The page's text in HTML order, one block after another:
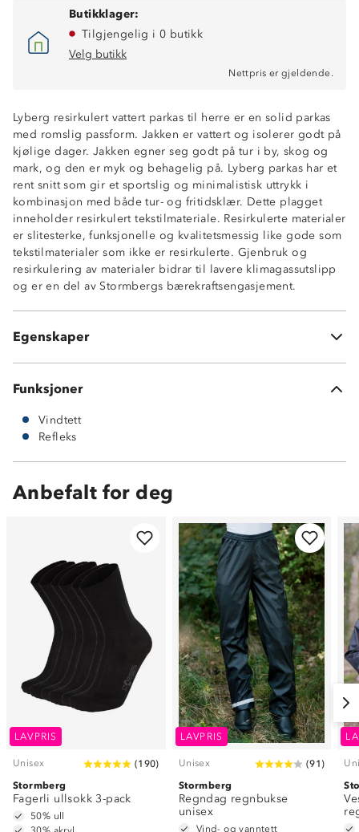
Butikklager:
Tilgjengelig i 0 butikk
Velg butikk
Nettpris er gjeldende.
Lyberg resirkulert vattert parkas til herre er en solid parkas
med romslig passform. Jakken er vattert og isolerer godt på
kjølige dager. Jakken egner seg godt på tur i by, skog og
mark, og den er myk og behagelig på. Lyberg parkas har et
rent snitt som gir et sportslig og minimalistisk uttrykk i
kombinasjon med både tur- og fritidsklær. Dette plagget
inneholder resirkulert tekstilmateriale. Resirkulerte materialer
er slitesterke, funksjonelle og kvalitetsmessig like gode som
tekstilmaterialer som ikke er resirkulerte. Gjenbruk og
resirkulering av materialer bidrar til lavere klimagassutslipp
og er en del av Stormbergs bærekraftsengasjement.
Egenskaper
Vindtett
Vattert (100% polyestervatt)
To stikklommer
Justeringsmuligheter på hette
Refleks på logo 100% polyester
Funksjoner
Vindtett
Refleks
Anbefalt for deg
LAVPRIS
Unisex (190)
Stormberg
Fagerli ullsokk 3-pack
50% ull
LAVPRIS
Unisex (91 )
Stormberg
Regndag regnbukse
unisex
Vind- og vanntett